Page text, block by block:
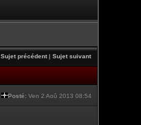
Sujet précédent| Sujet suivant
Posté: Ven 2 Aoû 2013 08:54